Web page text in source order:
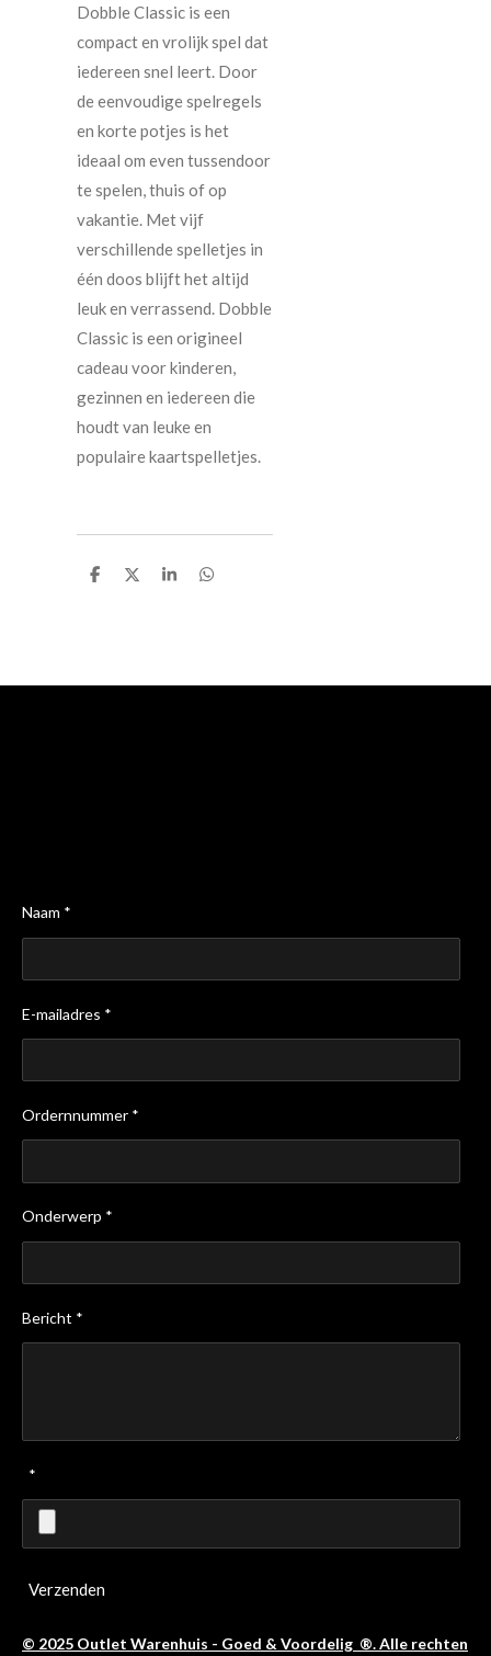
Dobble Classic is een
compact en vrolijk spel dat
iedereen snel leert. Door
de eenvoudige spelregels
en korte potjes is het
ideaal om even tussendoor
te spelen, thuis of op
vakantie. Met vijf
verschillende spelletjes in
één doos blijft het altijd
leuk en verrassend. Dobble
Classic is een origineel
cadeau voor kinderen,
gezinnen en iedereen die
houdt van leuke en
populaire kaartspelletjes.
D
D
S
D
Naam *
E-mailadres *
Ordernnummer *
Onderwerp *
Bericht *
*
Verzenden
© 2025 Outlet Warenhuis - Goed & Voordelig ®. Alle rechten